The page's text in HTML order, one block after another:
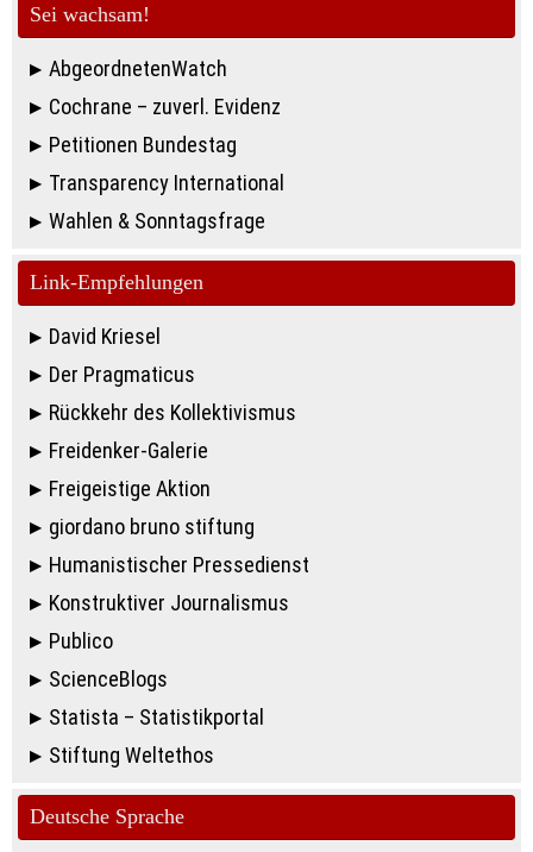
Sei wachsam!
AbgeordnetenWatch
Cochrane – zuverl. Evidenz
Petitionen Bundestag
Transparency International
Wahlen & Sonntagsfrage
Link-Empfehlungen
David Kriesel
Der Pragmaticus
Rückkehr des Kollektivismus
Freidenker-Galerie
Freigeistige Aktion
giordano bruno stiftung
Humanistischer Pressedienst
Konstruktiver Journalismus
Publico
ScienceBlogs
Statista – Statistikportal
Stiftung Weltethos
Deutsche Sprache